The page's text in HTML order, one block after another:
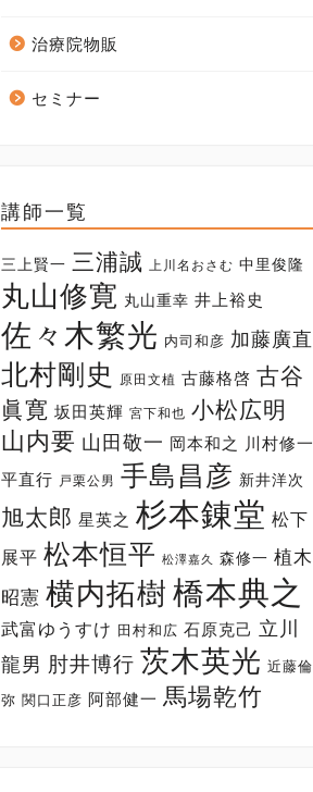
治療院物販
セミナー
講師一覧
三上賢一 三浦誠 上川名おさむ 中里俊隆
丸山修寛 丸山重幸 井上裕史
佐々木繁光 内司和彦 加藤廣直
北村剛史 原田文植 古藤格啓 古谷
眞寛 坂田英輝 宮下和也 小松広明
山内要 山田敬一 岡本和之 川村修一
平直行 戸栗公男 手島昌彦 新井洋次
旭太郎 星英之 杉本錬堂 松下
展平 松本恒平 松澤嘉久 森修一 植木
昭憲 横内拓樹 橋本典之
武富ゆうすけ 田村和広 石原克己 立川
龍男 肘井博行 茨木英光 近藤倫
弥 関口正彦 阿部健一 馬場乾竹